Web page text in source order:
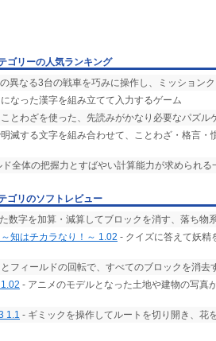
ゴリーの人気ランキング
異なる3台の戦車を巧みに操作し、ミッション
なった漢字を組み立てて入力するゲーム
ことわざを使った、先読みがかなり必要なパズル
滅する文字を組み合わせて、ことわざ・格言・
ド全体の把握力とすばやい計算能力が求められる
ゴリのソフトレビュー
数字を加算・減算してブロックを消す、落ち物
知はチカラなり！～ 1.02 - クイズに答えて妖精
フィールドの回転で、すべてのブロックを消去
- アニメのモデルとなった土地や建物の写真
1.1 - ギミックを操作してルートを切り開き、花